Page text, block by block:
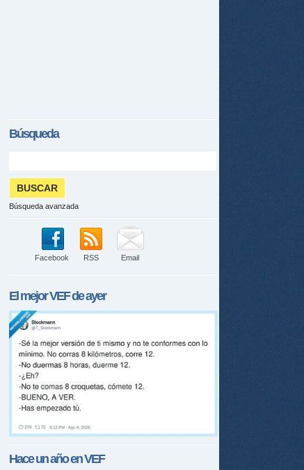
Búsqueda
Búsqueda avanzada
Facebook RSS Email
El mejorVEFde ayer
Hace un año enVEF